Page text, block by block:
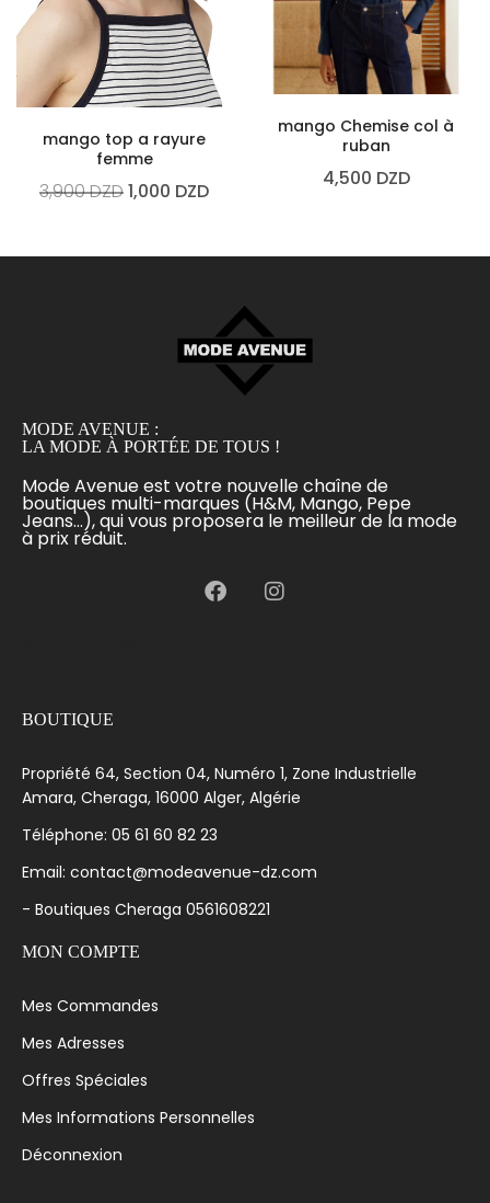
mango top a rayure
femme
3,900DZD1,000 DZD
mango Chemise col à
ruban
4,500 DZD
MODE AVENUE :
LA MODE À PORTÉE DE TOUS !
Mode Avenue est votre nouvelle chaîne de
boutiques multi-marques (H&M, Mango, Pepe
Jeans...), qui vous proposera le meilleur de la mode
à prix réduit.
BOUTIQUE
Propriété 64, Section 04, Numéro 1, Zone Industrielle
Amara, Cheraga, 16000 Alger, Algérie
Téléphone: 05 61 60 82 23
Email: contact@modeavenue-dz.com
- Boutiques Cheraga 0561608221
MON COMPTE
Mes Commandes
Mes Adresses
Offres Spéciales
Mes Informations Personnelles
Déconnexion